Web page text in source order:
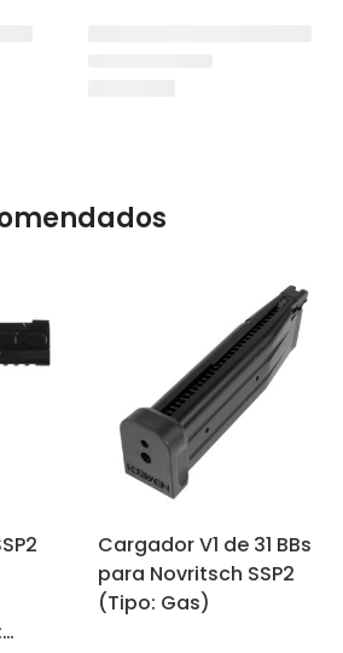
Cargador V1 de 31 BBs
para Novritsch SSP2
(Tipo: Gas)